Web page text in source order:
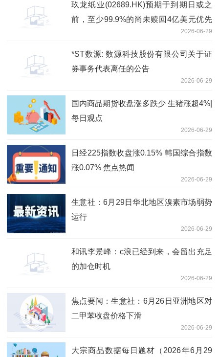
玖龙纸业(02689.HK)预期于到期日或之
前，至少99.9%的尚未赎回4亿美元优先
永续资本证券总额将获有效交回-资讯
2026-06-29
*ST数源: 数源科技股份有限公司关于证
券事务代表离任的公告
2026-06-29
国内商品期货收盘涨多跌少 生猪涨超4%|
每日观点
2026-06-29
日经225指数收盘涨0.15% 韩国综合指数
涨0.07% 焦点热闻
2026-06-29
生意社：6月29日华北地区溴素市场弱势
运行
2026-06-29
和讯李景峰：c浪已经到来，会留出充足
的加仓时机
2026-06-29
焦点要闻：生意社：6月26日亚洲地区对
二甲苯收盘价格下滑
2026-06-29
大宗商品数据每日题材（2026年6月29